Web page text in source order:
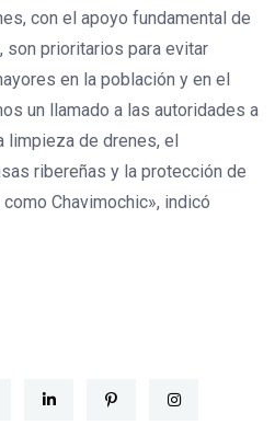
con el apoyo fundamental de
son prioritarios para evitar
en la población y en el
un llamado a las autoridades a
de drenes, el
ribereñas y la protección de
Chavimochic», indicó